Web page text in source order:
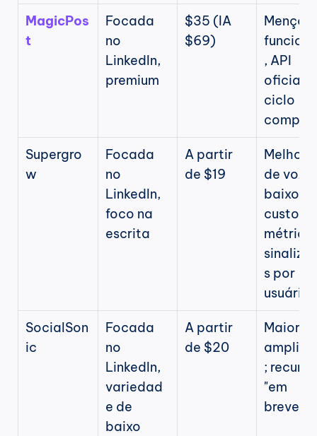
MagicPos
t
Focada
no
LinkedIn,
premium
$35 (IA
$69)
, API
oficial,
ciclo
Supergro
w
Focada
no
LinkedIn,
foco na
escrita
A partir
de $19
Melhor
de voz
baixo
custo;
s por
usuários
SocialSon
ic
Focada
no
LinkedIn,
variedad
e de
baixo
A partir
de $20
Maior
;
"em
breve"